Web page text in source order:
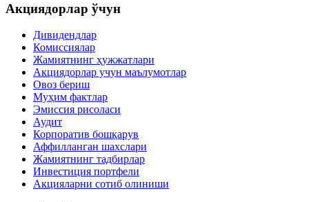
Акциядорлар ўчун
Дивидендлар
Комиссиялар
Жамиятнинг ҳужжатлари
Акциядорлар учун маълумотлар
Овоз бериш
Муҳим фактлар
Эмиссия рисоласи
Аудит
Корпоратив бошқарув
Аффилланган шахслари
Жамиятнинг тадбирлар
Инвестиция портфели
Акцияларни сотиб олиниши